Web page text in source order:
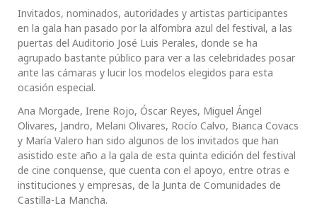
Invitados, nominados, autoridades y artistas participantes
en la gala han pasado por la alfombra azul del festival, a las
puertas del Auditorio José Luis Perales, donde se ha
agrupado bastante público para ver a las celebridades posar
ante las cámaras y lucir los modelos elegidos para esta
ocasión especial.
Ana Morgade, Irene Rojo, Óscar Reyes, Miguel Ángel
Olivares, Jandro, Melani Olivares, Rocío Calvo, Bianca Covacs
y María Valero han sido algunos de los invitados que han
asistido este año a la gala de esta quinta edición del festival
de cine conquense, que cuenta con el apoyo, entre otras e
instituciones y empresas, de la Junta de Comunidades de
Castilla-La Mancha.